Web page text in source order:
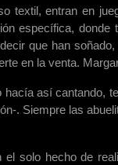
textil, entran en
específica,
que han
en la venta.
así cantando,
. Siempre las
solo hecho de